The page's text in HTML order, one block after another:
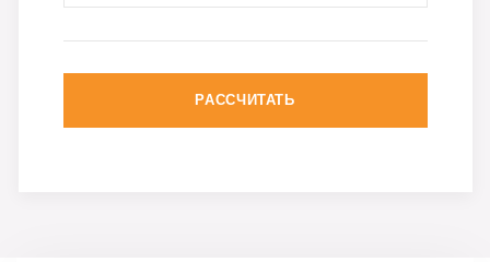
РАССЧИТАТЬ